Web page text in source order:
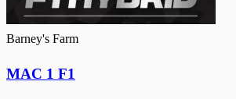
Barney's Farm
MAC 1 F1